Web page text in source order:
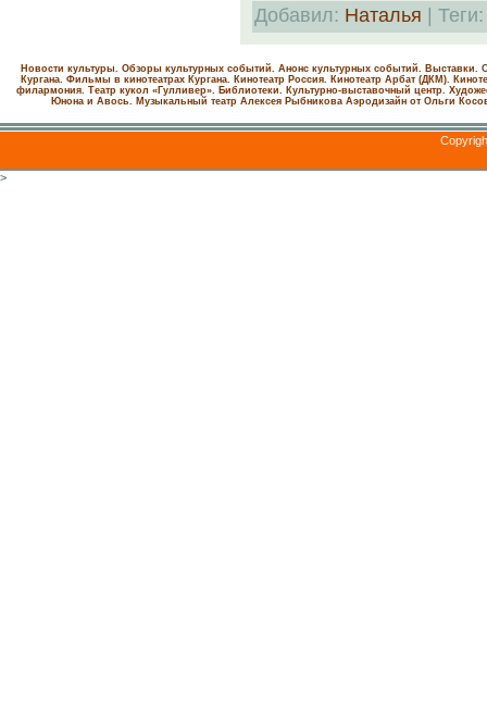
Добавил: Наталья | Теги
Новости культуры. Обзоры культурных событий. Анонс культурных событий. Выставки.
Кургана. Фильмы в кинотеатрах Кургана.
Кинотеатр Россия. Кинотеатр Арбат (ДКМ).
филармония. Театр кукол «Гулливер». Библиотеки. Культурно-выставочный центр.
Юнона и Авось. Музыкальный театр Алексея Рыбникова Аэродизайн от Ольги
>